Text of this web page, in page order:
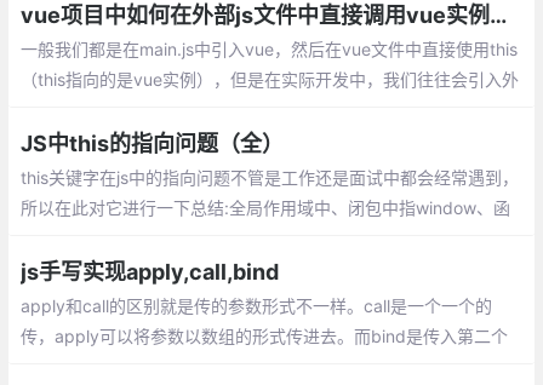
vue项目中如何在外部js文件中直接调用vue实例——比如说this
一般我们都是在main.js中引入vue，然后在vue文件中直接使用this
（this指向的是vue实例），但是在实际开发中，我们往往会引入外
vue实例
JS中this的指向问题（全）
this关键字在js中的指向问题不管是工作还是面试中都会经常遇到，
所以在此对它进行一下总结:全局作用域中、闭包中指window、函
call改变this的指向、bind改变this指向等
js手写实现apply,call,bind
apply和call的区别就是传的参数形式不一样。call是一个一个的
传，apply可以将参数以数组的形式传进去。而bind是传入第二个